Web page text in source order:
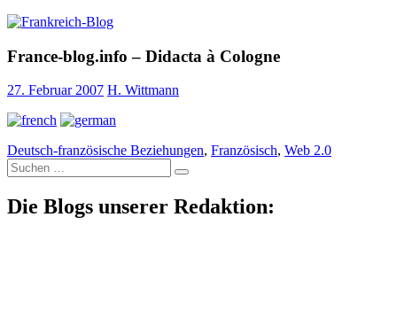
France-blog.info – Didacta à Cologne
27. Februar 2007 H. Wittmann
Deutsch-französische Beziehungen, Französisch, Web 2.0
Suche
nach:
Die Blogs unserer Redaktion: